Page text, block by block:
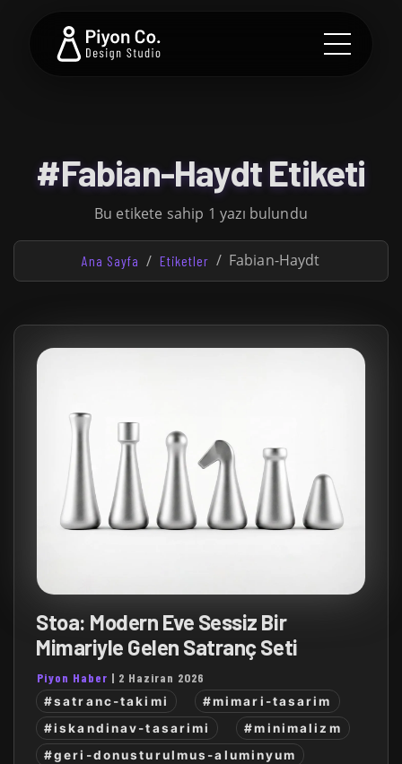
#Fabian-Haydt Etiketi
Bu etikete sahip 1 yazı bulundu
Ana Sayfa Etiketler Fabian-Haydt
Stoa: Modern Eve Sessiz Bir
Mimariyle Gelen Satranç Seti
Piyon Haber | 2 Haziran 2026
#satranc-takimi
#mimari-tasarim
#iskandinav-tasarimi
#minimalizm
#geri-donusturulmus-aluminyum